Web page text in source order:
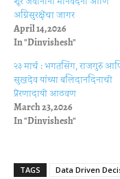
अग्निसुरक्षेचा जागर
April 14, 2026
In "Dinvishesh"
२३ मार्च : भगतसिंग, राजगुरु
सुखदेव यांच्या बलिदानदिनाची
प्रेरणादायी आठवण
March 23, 2026
In "Dinvishesh"
TAGS Data Driven